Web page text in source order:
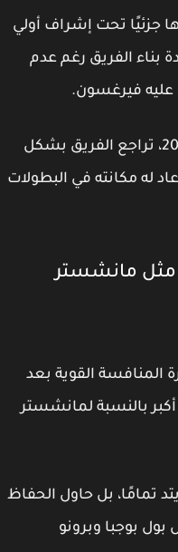
جزئيًا تحت إشراف أولي
الفريق رغم عدم
فيرغسون.
بالإضافة إلى ذلك، في فترة 2015-2017، تراجع الفريق بشكل
الفوز باليوروبا ليغ 2017 أعاد له مكانته في البطولات
مانشستر
القوية بعد
بالنسبة لمانشستر
بل حاول الحفاظ
بوجبا وبرونو